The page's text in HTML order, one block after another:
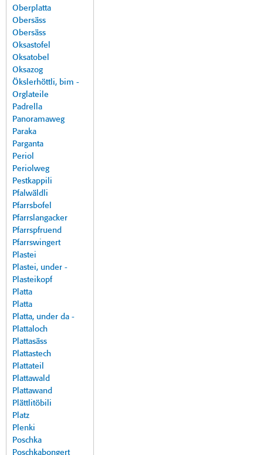
Oberplatta
Obersäss
Obersäss
Oksastofel
Oksatobel
Oksazog
Ökslerhöttli, bim -
Orglateile
Padrella
Panoramaweg
Paraka
Parganta
Periol
Periolweg
Pestkappili
Pfalwäldli
Pfarrsbofel
Pfarrslangacker
Pfarrspfruend
Pfarrswingert
Plastei
Plastei, under -
Plasteikopf
Platta
Platta
Platta, under da -
Plattaloch
Plattasäss
Plattastech
Plattateil
Plattawald
Plattawand
Plättlitöbili
Platz
Plenki
Poschka
Poschkabongert